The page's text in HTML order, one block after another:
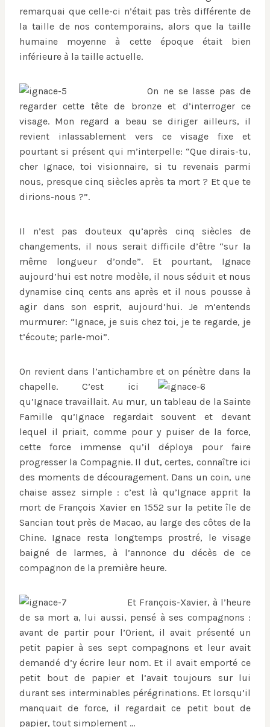
remarquai que celle-ci n’était pas très différente de
la taille de nos contemporains, alors que la taille
humaine moyenne à cette époque était bien
inférieure à la taille actuelle.
On ne se lasse pas de
regarder cette tête de bronze et d’interroger ce
visage. Mon regard a beau se diriger ailleurs, il
revient inlassablement vers ce visage fixe et
pourtant si présent qui m’interpelle: “Que dirais-tu,
cher Ignace, toi visionnaire, si tu revenais parmi
nous, presque cinq siècles après ta mort ? Et que te
dirions-nous ?”.
Il n’est pas douteux qu’après cinq siècles de
changements, il nous serait difficile d’être “sur la
même longueur d’onde”. Et pourtant, Ignace
aujourd’hui est notre modèle, il nous séduit et nous
dynamise cinq cents ans après et il nous pousse à
agir dans son esprit, aujourd’hui. Je m’entends
murmurer: “Ignace, je suis chez toi, je te regarde, je
t’écoute; parle-moi”.
On revient dans l’antichambre et on pénètre dans la
chapelle. C’est ici
qu’Ignace travaillait. Au mur, un tableau de la Sainte
Famille qu’Ignace regardait souvent et devant
lequel il priait, comme pour y puiser de la force,
cette force immense qu’il déploya pour faire
progresser la Compagnie. Il dut, certes, connaître ici
des moments de découragement. Dans un coin, une
chaise assez simple : c’est là qu’Ignace apprit la
mort de François Xavier en 1552 sur la petite île de
Sancian tout près de Macao, au large des côtes de la
Chine. Ignace resta longtemps prostré, le visage
baigné de larmes, à l’annonce du décès de ce
compagnon de la première heure.
Et François-Xavier, à l’heure
de sa mort a, lui aussi, pensé à ses compagnons :
avant de partir pour l’Orient, il avait présenté un
petit papier à ses sept compagnons et leur avait
demandé d’y écrire leur nom. Et il avait emporté ce
petit bout de papier et l’avait toujours sur lui
durant ses interminables pérégrinations. Et lorsqu’il
manquait de force, il regardait ce petit bout de
papier, tout simplement …